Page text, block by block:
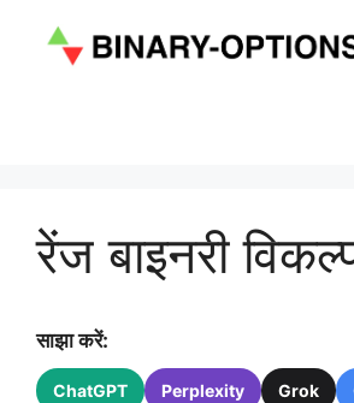
रेंज बाइनरी
साझा करें:
ChatGPT Perplexity Grok